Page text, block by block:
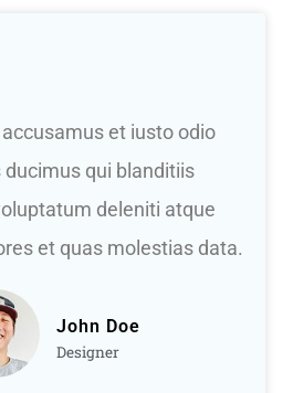
et iusto odio
qui blanditiis
deleniti atque
et quas molestias data.
John Doe
Designer